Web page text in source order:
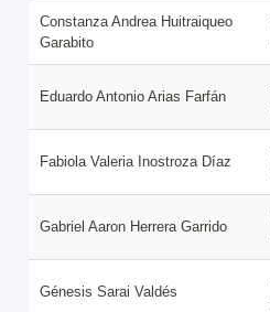
Constanza Andrea Huitraiqueo
Garabito
Eduardo Antonio Arias Farfán
Fabiola Valeria Inostroza Díaz
Gabriel Aaron Herrera Garrido
Génesis Sarai Valdés